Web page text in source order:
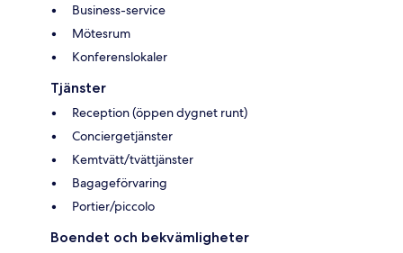
Business-service
Mötesrum
Konferenslokaler
Tjänster
Reception (öppen dygnet runt)
Conciergetjänster
Kemtvätt/tvättjänster
Bagageförvaring
Portier/piccolo
Boendet och bekvämligheter